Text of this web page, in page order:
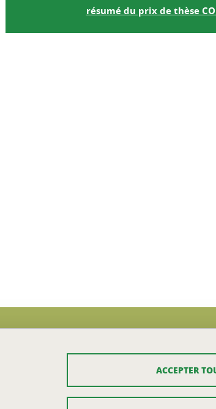
résumé du prix de thèse
Données personnelles
ACCEPTER